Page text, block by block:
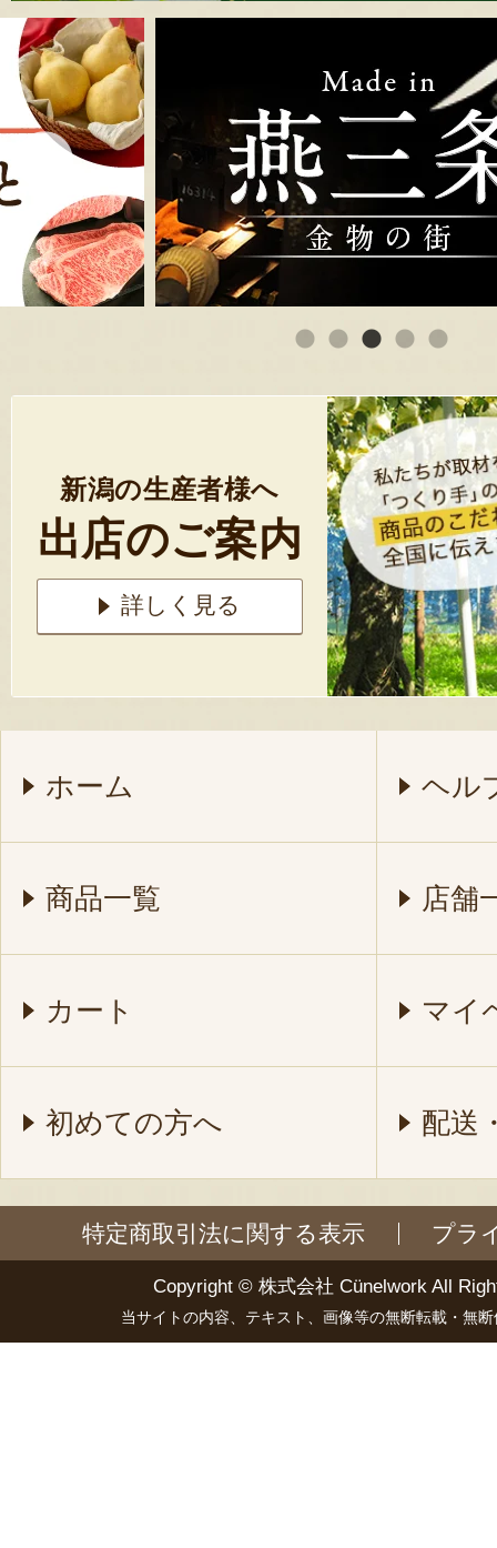
新潟の生産者様へ
出店のご案内
詳しく見る
ホーム ヘル
商品一覧 店舗
カート マイ
初めての方へ 配送
特定商取引法に関する表示 プラ
Copyright © 株式会社 Cünelwork All
当サイトの内容、テキスト、画像等の無断転載・無